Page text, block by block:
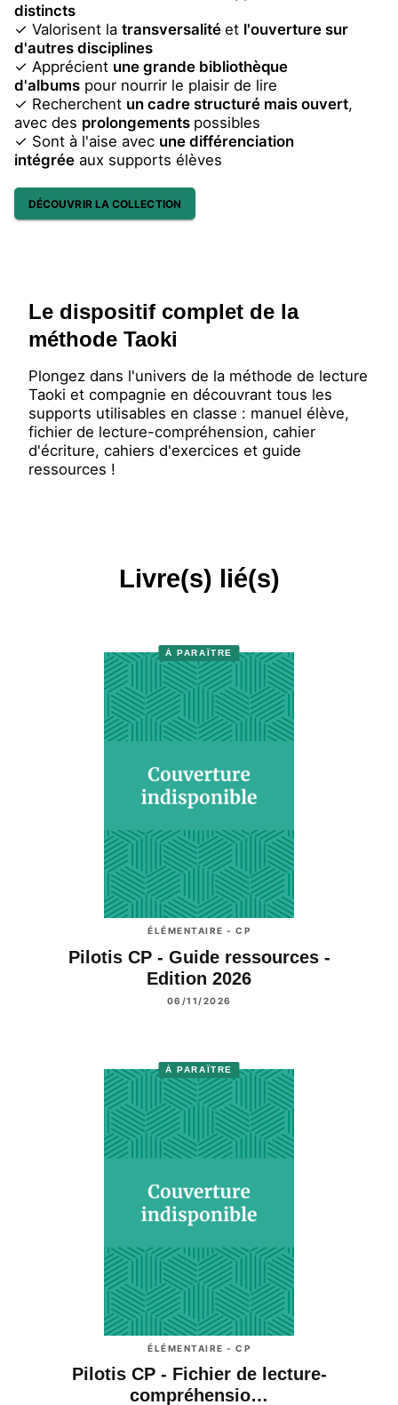
distincts
✓ Valorisent la transversalité et l'ouverture sur
d'autres disciplines
✓ Apprécient une grande bibliothèque
d'albums pour nourrir le plaisir de lire
✓ Recherchent un cadre structuré mais ouvert,
avec des prolongements possibles
✓ Sont à l'aise avec une différenciation
intégrée aux supports élèves
DÉCOUVRIR LA COLLECTION
Le dispositif complet de la
méthode Taoki
Plongez dans l'univers de la méthode de lecture
Taoki et compagnie en découvrant tous les
supports utilisables en classe : manuel élève,
fichier de lecture-compréhension, cahier
d'écriture, cahiers d'exercices et guide
ressources !
Livre(s) lié(s)
À PARAÎTRE
ÉLÉMENTAIRE - CP
Pilotis CP - Guide ressources -
Edition 2026
06/11/2026
À PARAÎTRE
ÉLÉMENTAIRE - CP
Pilotis CP - Fichier de lecture-
compréhensio…